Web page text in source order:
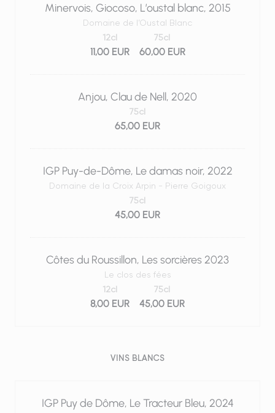
Minervois, Giocoso, L’oustal blanc, 2015
Domaine de l’Oustal Blanc
11,00 EUR
12cl
60,00 EUR
75cl
Anjou, Clau de Nell, 2020
65,00 EUR
75cl
IGP Puy-de-Dôme, Le damas noir, 2022
Domaine de la Croix Arpin - Pierre Goigoux
45,00 EUR
75cl
Côtes du Roussillon, Les sorcières 2023
Le clos des fées
8,00 EUR
12cl
45,00 EUR
75cl
VINS BLANCS
IGP Puy de Dôme, Le Tracteur Bleu, 2024